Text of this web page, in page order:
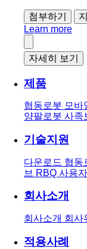
첨부하기
Learn more
자세히 보기
제품
협동로봇 모바
양팔로봇 사족
기술지원
다운로드 협동
브 RBQ 사용
회사소개
회사소개 회사
적용사례